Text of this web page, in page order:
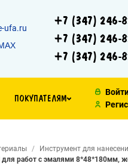
ufa.ru
+7 (347) 246-
+7 (347) 246-
+7 (347) 246-
ПОКУПАТЕЛЯМ
Инструмент для
работ с эмалями 8*48*180мм,